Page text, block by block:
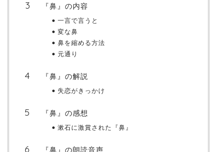
『鼻』の内容
一言で言うと
変な鼻
鼻を縮める方法
元通り
『鼻』の解説
失恋がきっかけ
『鼻』の感想
漱石に激賞された『鼻』
『鼻』の朗読音声